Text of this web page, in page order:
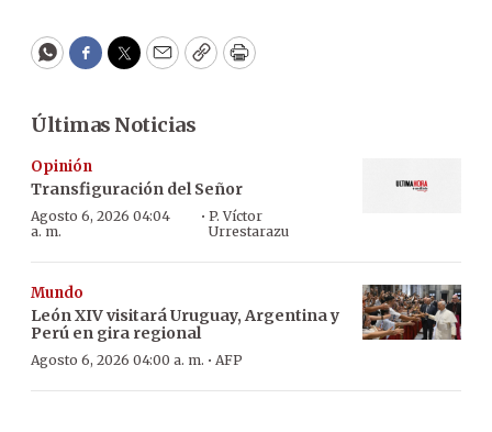
WhatsApp
Facebook
Twitter
EmailCopyPrint
Últimas Noticias
Opinión
Transfiguración del Señor
Agosto 6, 2026 04:04
a. m.
· P. Víctor
Urrestarazu
Mundo
León XIV visitará Uruguay, Argentina y
Perú en gira regional
Agosto 6, 2026 04:00 a. m. · AFP